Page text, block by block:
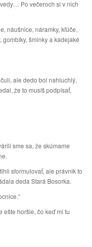
Po večeroch si v nich
náušnice, náramky, kľúče,
gombíky, šminky a kadejaké
ale dedo bol nahluchlý,
že to musíš podpísať,
sme sa, že skúmame
sformulovať, ale právnik to
deda Stará Bosorka.
ešte horšie, čo keď mi tu